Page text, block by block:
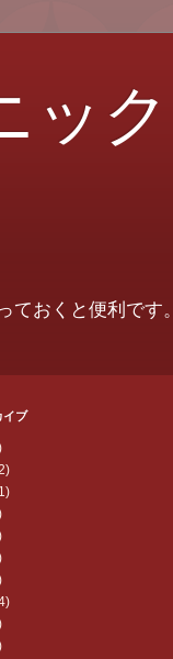
ック
おくと便利です。
イブ